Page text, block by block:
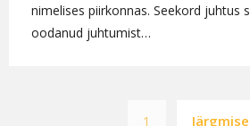
nimelises piirkonnas. Seekord juhtus
oodanud juhtumist…
1